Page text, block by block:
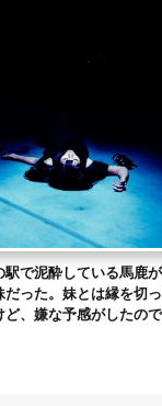
で泥酔している馬鹿
だった。妹とは縁を切
ど、嫌な予感がしたの